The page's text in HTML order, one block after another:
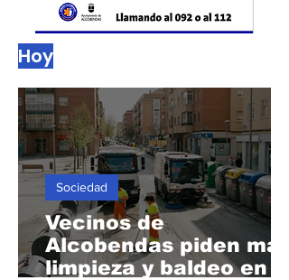
Hoy
Vecinos de
Alcobendas piden más
limpieza y baldeo en
Sociedad